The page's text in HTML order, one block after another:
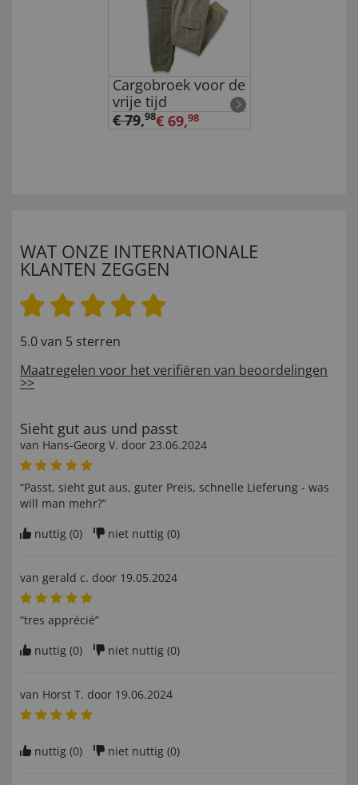
Cargobroek voor de
vrije tijd
€ 79,98€ 69,98
WAT ONZE INTERNATIONALE
KLANTEN ZEGGEN
5.0 van 5 sterren
Maatregelen voor het verifiëren van beoordelingen
>>
Sieht gut aus und passt
van Hans-Georg V. door 23.06.2024
“Passt, sieht gut aus, guter Preis, schnelle Lieferung - was
will man mehr?”
nuttig (0) niet nuttig (0)
van gerald c. door 19.05.2024
“tres apprécié”
nuttig (0) niet nuttig (0)
van Horst T. door 19.06.2024
nuttig (0) niet nuttig (0)